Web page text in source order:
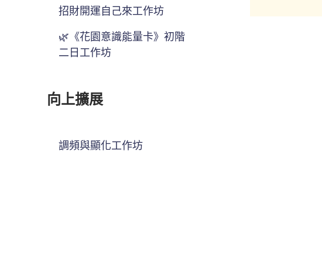
招財開運自己來工作坊
🌿《花園意識能量卡》初階
二日工作坊
向上擴展
調頻與顯化工作坊